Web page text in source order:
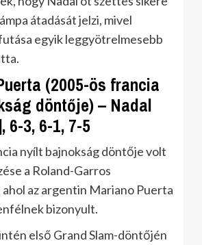
átadását jelzi, mivel
egyik leggyötrelmesebb
(2005-ös francia
döntője) – Nadal
6-3, 6-1, 7-5
nyílt bajnokság döntője volt
a Roland-Garros
ahol az argentin Mariano Puerta
bizonyult.
első Grand Slam-döntőjén